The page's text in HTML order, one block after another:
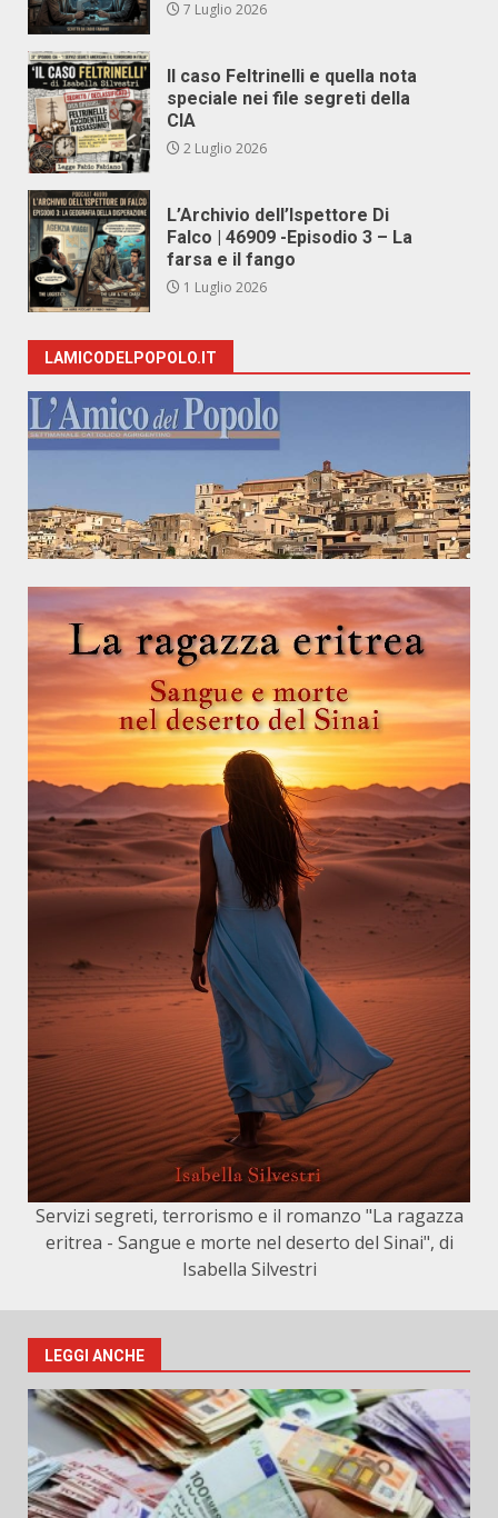
7 Luglio 2026
Il caso Feltrinelli e quella nota
speciale nei file segreti della
CIA
2 Luglio 2026
L’Archivio dell’Ispettore Di
Falco | 46909 -Episodio 3 – La
farsa e il fango
1 Luglio 2026
LAMICODELPOPOLO.IT
Servizi segreti, terrorismo e il romanzo "La ragazza
eritrea - Sangue e morte nel deserto del Sinai", di
Isabella Silvestri
LEGGI ANCHE